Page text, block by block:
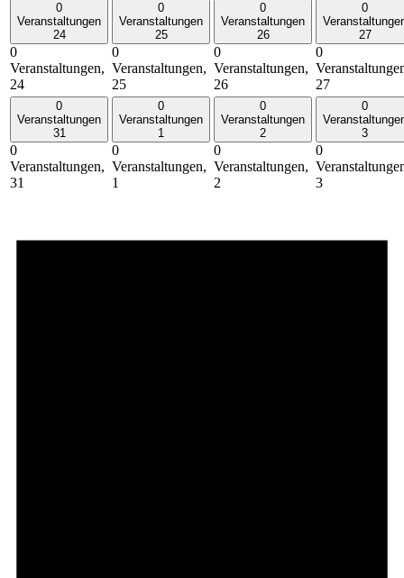
0
Veranstaltungen
24
0
Veranstaltungen,
24
0
Veranstaltungen
25
0
Veranstaltungen,
25
0
Veranstaltungen
26
0
Veranstaltungen,
26
0
27
0
27
0
Veranstaltungen
31
0
Veranstaltungen,
31
0
Veranstaltungen
1
0
Veranstaltungen,
1
0
Veranstaltungen
2
0
Veranstaltungen,
2
0
3
0
3